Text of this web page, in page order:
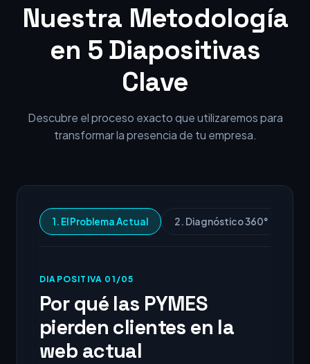
Nuestra Metodología
en 5 Diapositivas
Clave
Descubre el proceso exacto que utilizaremos para
transformar la presencia de tu empresa.
1. El Problema Actual 2. Diagnóstico 360°
DIAPOSITIVA 01/05
Por qué las PYMES
pierden clientes en la
web actual